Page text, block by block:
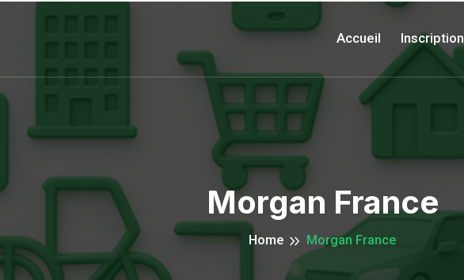
Accueil Inscription
Morgan France
Home Morgan France